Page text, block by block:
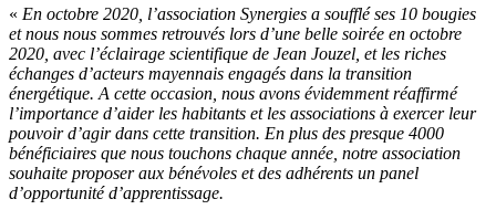
« En octobre 2020, l’association Synergies a soufflé ses 10 bougies
et nous nous sommes retrouvés lors d’une belle soirée en octobre
2020, avec l’éclairage scientifique de Jean Jouzel, et les riches
échanges d’acteurs mayennais engagés dans la transition
énergétique. A cette occasion, nous avons évidemment réaffirmé
l’importance d’aider les habitants et les associations à exercer leur
pouvoir d’agir dans cette transition. En plus des presque 4000
bénéficiaires que nous touchons chaque année, notre association
souhaite proposer aux bénévoles et des adhérents un panel
d’opportunité d’apprentissage.